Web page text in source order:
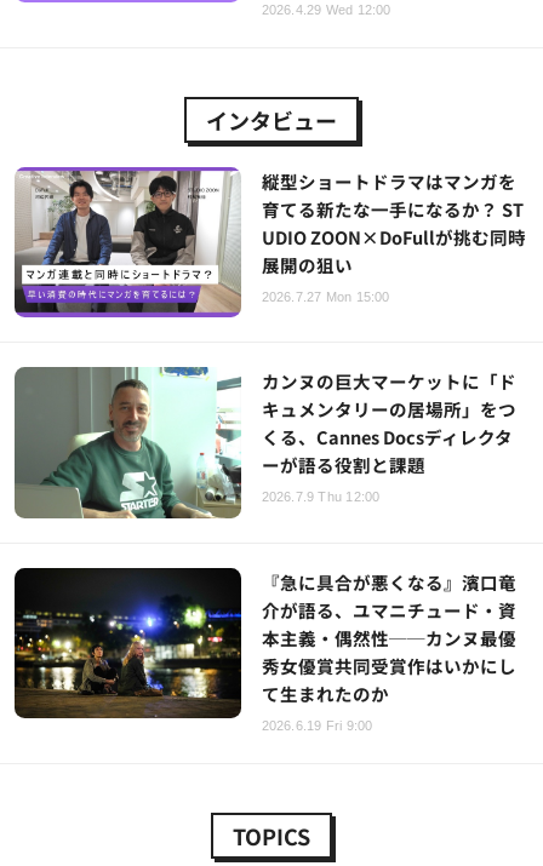
2026.4.29 Wed 12:00
インタビュー
縦型ショートドラマはマンガを
育てる新たな一手になるか？ ST
UDIO ZOON×DoFullが挑む同時
展開の狙い
2026.7.27 Mon 15:00
カンヌの巨大マーケットに「ド
キュメンタリーの居場所」をつ
くる、Cannes Docsディレクタ
ーが語る役割と課題
2026.7.9 Thu 12:00
『急に具合が悪くなる』濱口竜
介が語る、ユマニチュード・資
本主義・偶然性──カンヌ最優
秀女優賞共同受賞作はいかにし
て生まれたのか
2026.6.19 Fri 9:00
TOPICS